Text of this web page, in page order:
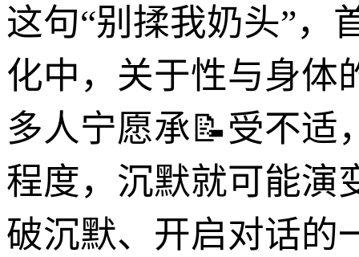
这句“别揉我奶头”，
化中，关于性与身体
多人宁愿承📝受不适
程度，沉默就可能演
破沉默、开启对话的